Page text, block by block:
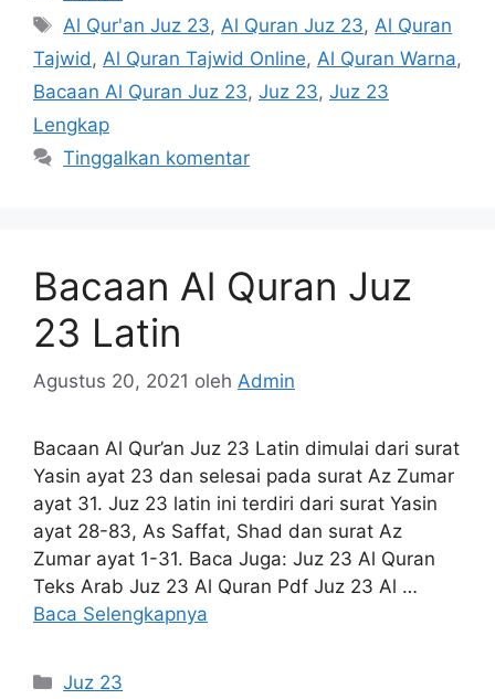
Tag
Al Qur'an Juz 23, Al Quran Juz 23, Al Quran
Tajwid , Al Quran Tajwid Online, Al Quran Warna,
Bacaan Al Quran Juz 23, Juz 23, Juz 23
Lengkap
Tinggalkan komentar
Bacaan Al Quran Juz
23 Latin
Agustus 20, 2021 oleh Admin
Bacaan Al Qur’an Juz 23 Latin dimulai dari surat
Yasin ayat 23 dan selesai pada surat Az Zumar
ayat 31. Juz 23 latin ini terdiri dari surat Yasin
ayat 28-83, As Saffat, Shad dan surat Az
Zumar ayat 1-31. Baca Juga: Juz 23 Al Quran
Teks Arab Juz 23 Al Quran Pdf Juz 23 Al …
Baca Selengkapnya
Kategori
Juz 23